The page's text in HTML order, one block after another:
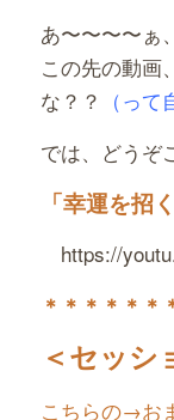
あ〜〜〜〜ぁ、
この先の動画
な？？ （って
では、どうぞ
「幸運を招
https://
＊＊＊＊＊＊
＜セッシ
こちらの→お